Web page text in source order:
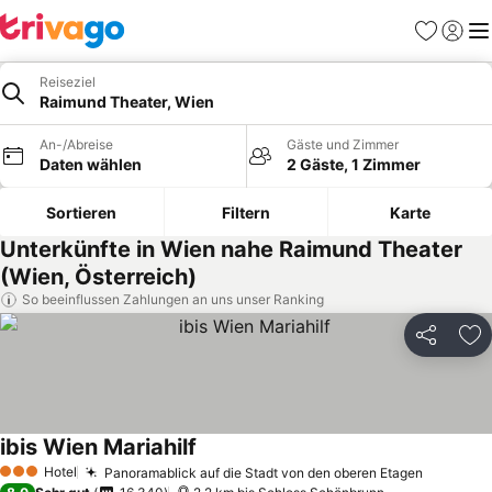
Favoriten
Reiseziel
Raimund Theater, Wien
An-/Abreise
Daten wählen
Gäste und Zimmer
2 Gäste, 1 Zimmer
Sortieren Filtern Karte
Unterkünfte in Wien nahe Raimund Theater
(Wien, Österreich)
So beeinflussen Zahlungen an uns unser Ranking
Teilen
3 SterneHotel Panoramablick auf die Stadt von den oberen Etagen
ibis Wien Mariahilf